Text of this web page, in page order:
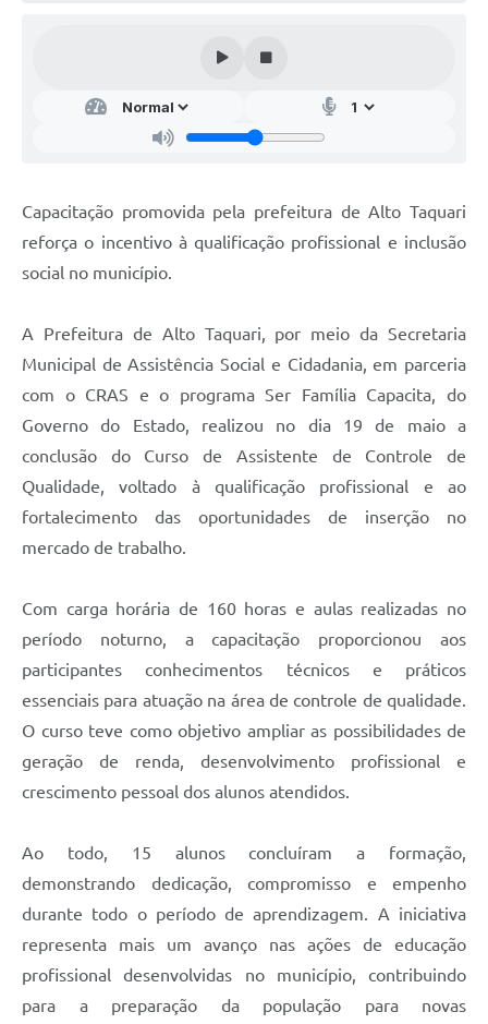
Capacitação promovida pela prefeitura de Alto Taquari
reforça o incentivo à qualificação profissional e inclusão
social no município.
A Prefeitura de Alto Taquari, por meio da Secretaria
Municipal de Assistência Social e Cidadania, em parceria
com o CRAS e o programa Ser Família Capacita, do
Governo do Estado, realizou no dia 19 de maio a
conclusão do Curso de Assistente de Controle de
Qualidade, voltado à qualificação profissional e ao
fortalecimento das oportunidades de inserção no
mercado de trabalho.
Com carga horária de 160 horas e aulas realizadas no
período noturno, a capacitação proporcionou aos
participantes conhecimentos técnicos e práticos
essenciais para atuação na área de controle de qualidade.
O curso teve como objetivo ampliar as possibilidades de
geração de renda, desenvolvimento profissional e
crescimento pessoal dos alunos atendidos.
Ao todo, 15 alunos concluíram a formação,
demonstrando dedicação, compromisso e empenho
durante todo o período de aprendizagem. A iniciativa
representa mais um avanço nas ações de educação
profissional desenvolvidas no município, contribuindo
para a preparação da população para novas